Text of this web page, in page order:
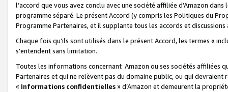
l’accord que vous avez conclu avec une société affiliée d’Amazon
programme séparé. Le présent Accord (y compris les Politiques du
Programme Partenaires, et il supplante tous les accords et discussions
Chaque fois qu’ils sont utilisés dans le présent Accord, les termes «
s'entendent sans limitation.
Toutes les informations concernant Amazon ou ses sociétés affiliées
Partenaires et qui ne relèvent pas du domaine public, ou qui
« Informations confidentielles» d’Amazon et demeurent la